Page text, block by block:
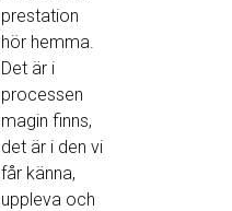
prestation
hör hemma.
Det är i
processen
magin finns,
det är i den vi
får känna,
uppleva och